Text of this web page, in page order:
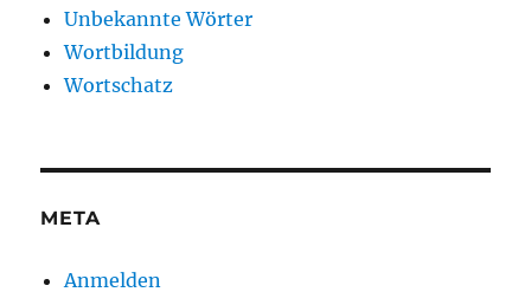
Unbekannte Wörter
Wortbildung
Wortschatz
META
Anmelden